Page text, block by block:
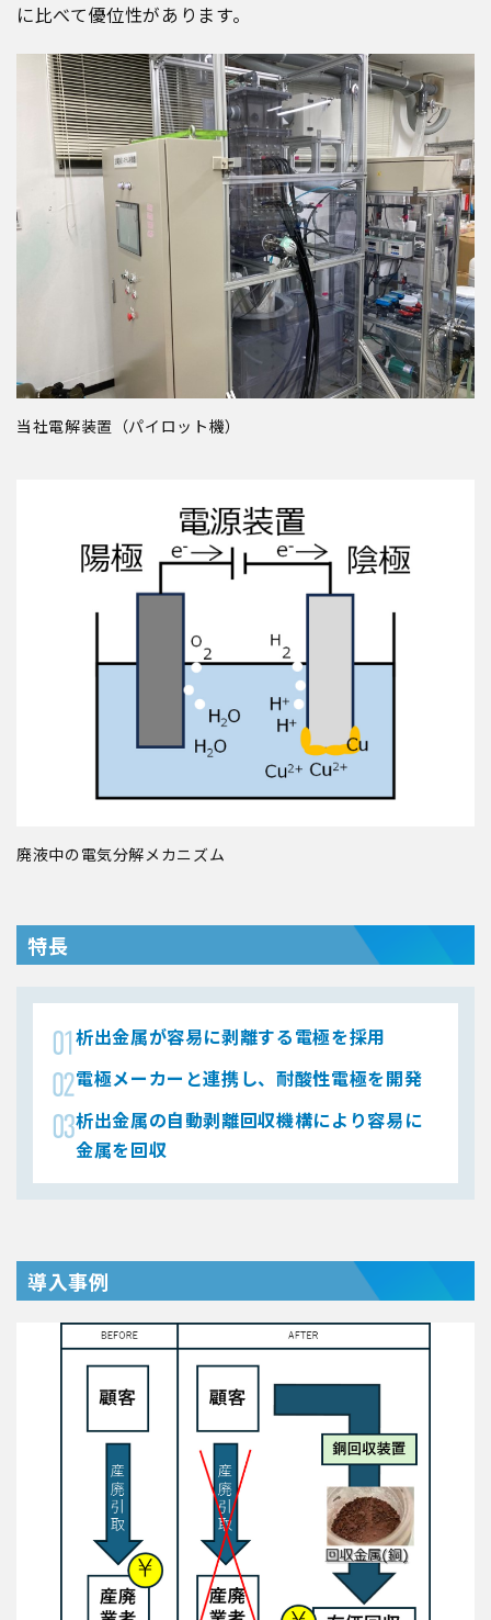
に比べて優位性があります。
当社電解装置（パイロット機）
廃液中の電気分解メカニズム
特長
析出金属が容易に剥離する電極を採用
電極メーカーと連携し、耐酸性電極を開発
析出金属の自動剥離回収機構により容易に
金属を回収
導入事例